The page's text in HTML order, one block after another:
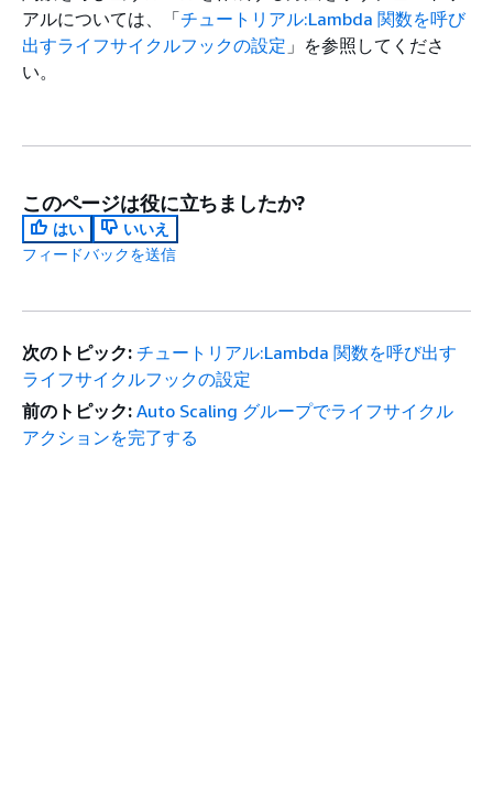
アルについては、「チュートリアル:Lambda 関数を呼び
出すライフサイクルフックの設定 」を参照してくださ
い。
このページは役に立ちましたか?
はい
いいえ
フィードバックを送信
次のトピック: チュートリアル:Lambda 関数を呼び出す
ライフサイクルフックの設定
前のトピック: Auto Scaling グループでライフサイクル
アクションを完了する